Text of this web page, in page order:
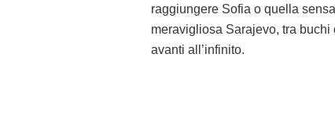
raggiungere Sofia o quella
meravigliosa Sarajevo, tra
avanti all’infinito.